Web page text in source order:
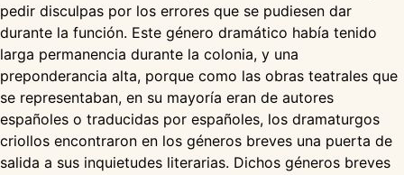
pedir disculpas por los errores que se pudiesen dar
durante la función. Este género dramático había tenido
larga permanencia durante la colonia, y una
preponderancia alta, porque como las obras teatrales que
se representaban, en su mayoría eran de autores
españoles o traducidas por españoles, los dramaturgos
criollos encontraron en los géneros breves una puerta de
salida a sus inquietudes literarias. Dichos géneros breves